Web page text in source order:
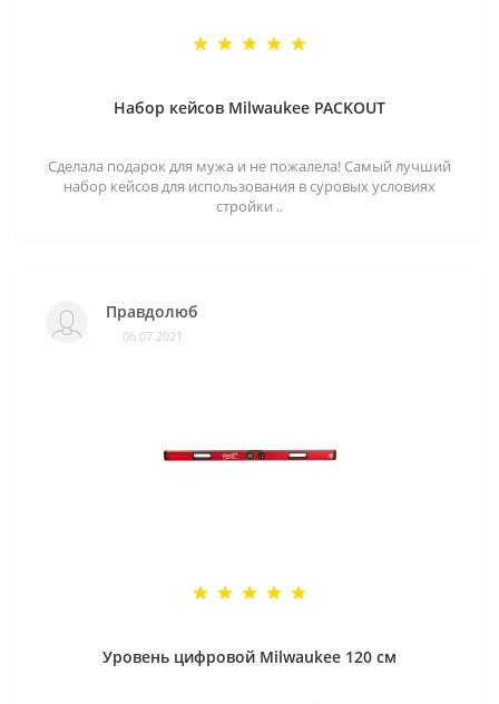
Набор кейсов Milwaukee PACKOUT
Сделала подарок для мужа и не пожалела! Самый лучший
набор кейсов для использования в суровых условиях
стройки ..
Правдолюб
06.07.2021
Уровень цифровой Milwaukee 120 см